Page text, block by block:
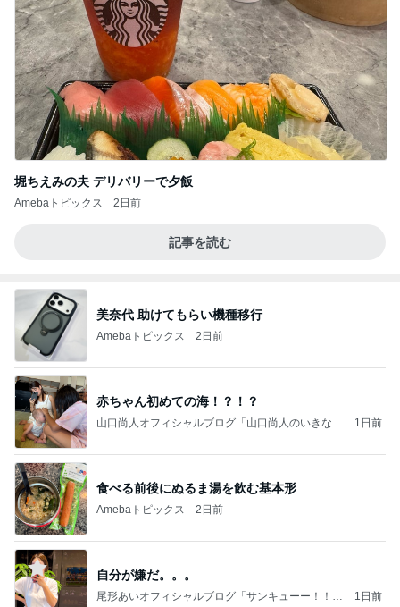
堀ちえみの夫 デリバリーで夕飯
Amebaトピックス 2日前
記事を読む
美奈代 助けてもらい機種移行
Amebaトピックス 2日前
赤ちゃん初めての海！？！？
山口尚人オフィシャルブログ「山口尚人のいきなり
1日前
食べる前後にぬるま湯を飲む基本形
Amebaトピックス 2日前
自分が嫌だ。。。
尾形あいオフィシャルブログ「サンキューー！！尾
1日前